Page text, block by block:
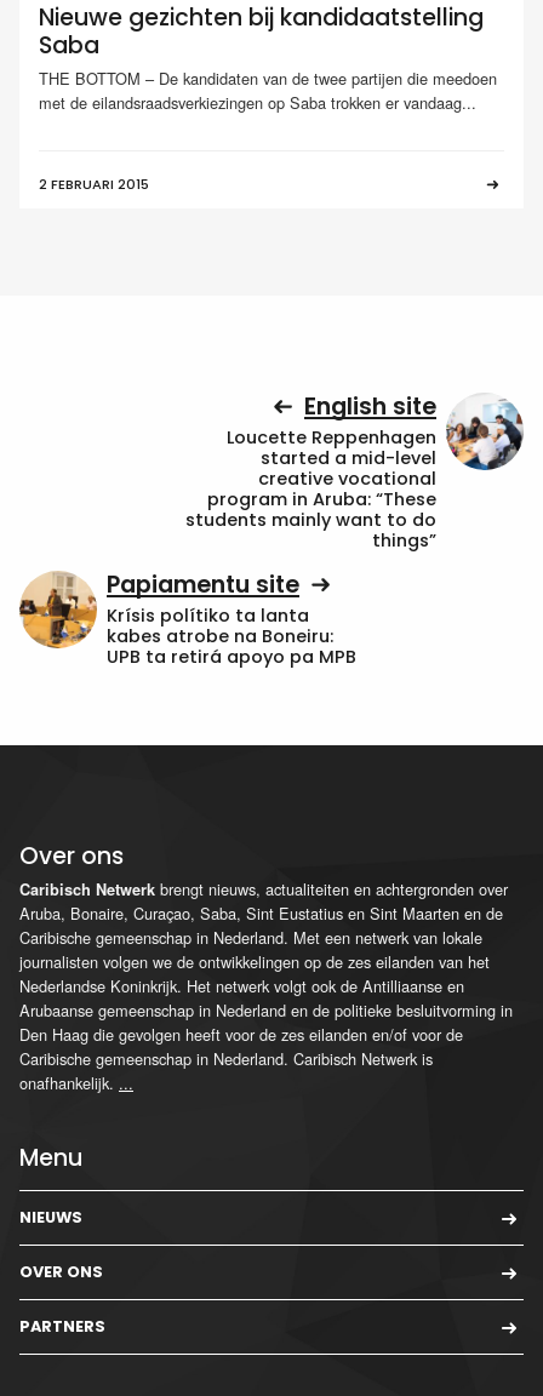
Nieuwe gezichten bij kandidaatstelling
Saba
THE BOTTOM – De kandidaten van de twee partijen die meedoen
met de eilandsraadsverkiezingen op Saba trokken er vandaag...
2 FEBRUARI 2015
English site
Loucette Reppenhagen
started a mid-level
creative vocational
program in Aruba: “These
students mainly want to do
things”
Papiamentu site
Krísis polítiko ta lanta
kabes atrobe na Boneiru:
UPB ta retirá apoyo pa MPB
Over ons
Caribisch Netwerk brengt nieuws, actualiteiten en achtergronden over
Aruba, Bonaire, Curaçao, Saba, Sint Eustatius en Sint Maarten en de
Caribische gemeenschap in Nederland. Met een netwerk van lokale
journalisten volgen we de ontwikkelingen op de zes eilanden van het
Nederlandse Koninkrijk. Het netwerk volgt ook de Antilliaanse en
Arubaanse gemeenschap in Nederland en de politieke besluitvorming in
Den Haag die gevolgen heeft voor de zes eilanden en/of voor de
Caribische gemeenschap in Nederland. Caribisch Netwerk is
onafhankelijk. ...
Menu
NIEUWS
OVER ONS
PARTNERS